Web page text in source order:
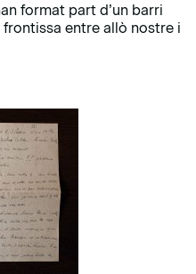
format part d’un barri
entre allò nostre i